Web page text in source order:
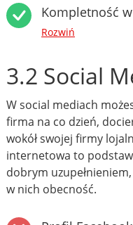
Kompletność
Rozwiń
3.2 Social
W social mediach
firma na co dzień,
wokół swojej firmy
internetowa to
dobrym
w nich obecność.